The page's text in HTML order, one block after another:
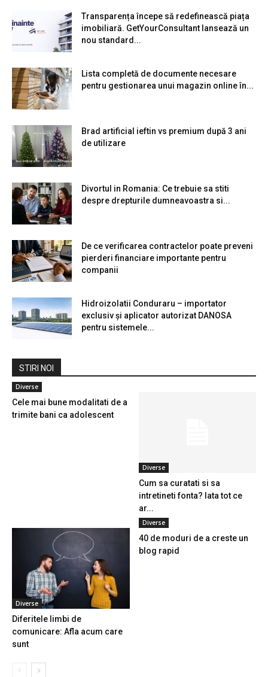
Transparența începe să redefinească piața
imobiliară. GetYourConsultant lansează un
nou standard...
Lista completă de documente necesare
pentru gestionarea unui magazin online în...
Brad artificial ieftin vs premium după 3 ani
de utilizare
Divortul in Romania: Ce trebuie sa stiti
despre drepturile dumneavoastra si...
De ce verificarea contractelor poate preveni
pierderi financiare importante pentru
companii
Hidroizolatii Conduraru – importator
exclusiv și aplicator autorizat DANOSA
pentru sistemele...
STIRI NOI
Diverse
Cele mai bune modalitati de a
trimite bani ca adolescent
Diverse
Cum sa curatati si sa
intretineti fonta? Iata tot ce
ar...
Diverse
Diferitele limbi de
comunicare: Afla acum care
sunt
Diverse
40 de moduri de a creste un
blog rapid